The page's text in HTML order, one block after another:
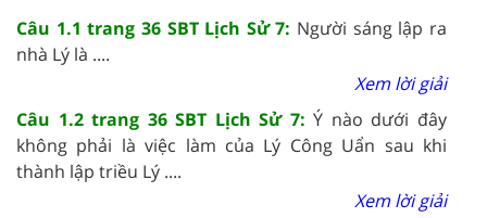
Câu 1.1 trang 36 SBT Lịch Sử 7: Người sáng lập ra
nhà Lý là ....
Xem lời giải
Câu 1.2 trang 36 SBT Lịch Sử 7:Ý nào dưới đây
không phải là việc làm của Lý Công Uẩn sau khi
thành lập triều Lý ....
Xem lời giải